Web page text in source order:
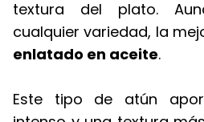
textura del plato.
cualquier variedad, la
enlatado en aceite.
Este tipo de atún